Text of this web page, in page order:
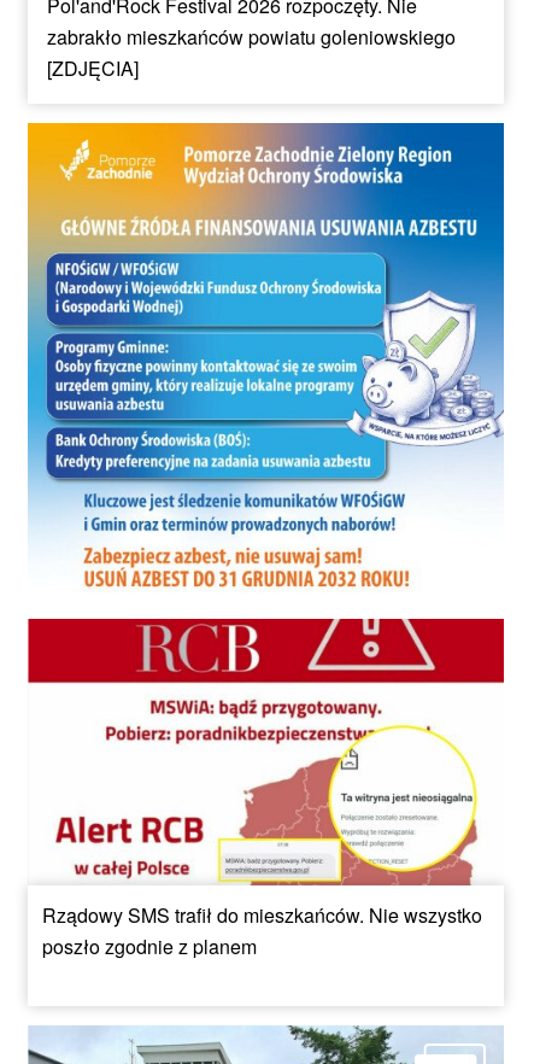
Pol'and'Rock Festival 2026 rozpoczęty. Nie
zabrakło mieszkańców powiatu goleniowskiego
[ZDJĘCIA]
Rządowy SMS trafił do mieszkańców. Nie wszystko
poszło zgodnie z planem